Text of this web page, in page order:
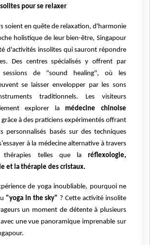
pour se relaxer
soient en quête de relaxation, d'harmonie
holistique de leur bien-être, Singapour
d'activités insolites qui sauront répondre
Des centres spécialisés y offrent par
sessions de "sound healing", où les
se laisser envelopper par les sons
traditionnels. Les visiteurs
explorer lamédecine chinoise
grâce à des praticiens expérimentés offrant
personnalisés basés sur des techniques
à la médecine alternative à travers
thérapies telles que la réflexologie,
et la thérapie des cristaux.
de yoga inoubliable, pourquoi ne
"yoga in the sky" ? Cette activité insolite
un moment de détente à plusieurs
une vue panoramique imprenable sur